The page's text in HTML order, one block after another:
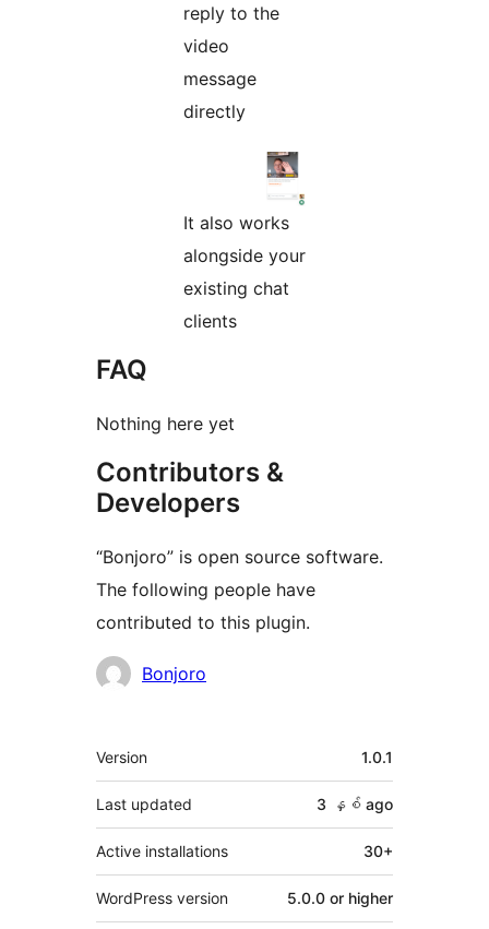
reply to the
video
message
directly
It also works
alongside your
existing chat
clients
FAQ
Nothing here yet
Contributors &
Developers
“Bonjoro” is open source software.
The following people have
contributed to this plugin.
Contributors
Bonjoro
Meta
Version 1.0.1
Last updated 3 နှစ် ago
Active installations 30+
WordPress version 5.0.0 or higher